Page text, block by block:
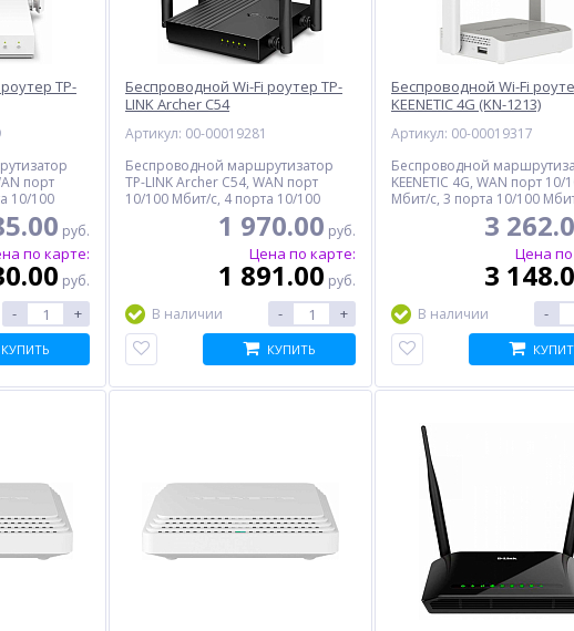
TP-
порт
10/100
руб.
по карте:
руб.
- +
КУПИТЬ
Беспроводной Wi-Fi роутер TP-
LINK Archer C54
Артикул: 00-00019281
Беспроводной маршрутизатор
TP-LINK Archer C54, WAN порт
10/100 Мбит/с, 4 порта 10/100
Мбит/с, 867 Мбит/с1 970.00 руб.
Цена по карте:
1 891.00 руб.
В наличии
- +
КУПИТЬ
Беспроводной Wi-Fi
KEENETIC 4G (KN-1213)
Артикул: 00-00019317
Беспроводной
KEENETIC 4G, WAN порт 10/
Мбит/с, 3 порта 10/100
3
Цена
3
В наличии
-